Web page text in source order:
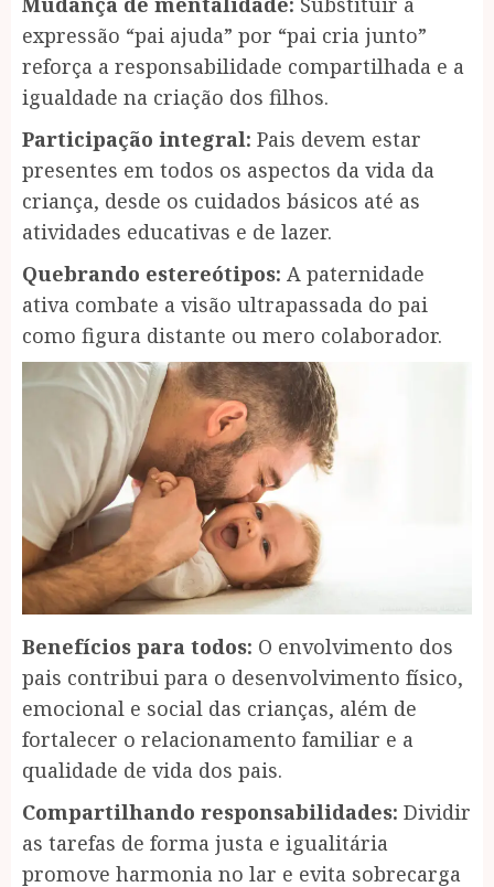
expressão “pai ajuda” por “pai cria junto”
reforça a responsabilidade compartilhada e a
igualdade na criação dos filhos.
Participação integral: Pais devem estar
presentes em todos os aspectos da vida da
criança, desde os cuidados básicos até as
atividades educativas e de lazer.
Quebrando estereótipos: A paternidade
ativa combate a visão ultrapassada do pai
como figura distante ou mero colaborador.
Benefícios para todos: O envolvimento dos
pais contribui para o desenvolvimento físico,
emocional e social das crianças, além de
fortalecer o relacionamento familiar e a
qualidade de vida dos pais.
Compartilhando responsabilidades: Dividir
as tarefas de forma justa e igualitária
promove harmonia no lar e evita sobrecarga